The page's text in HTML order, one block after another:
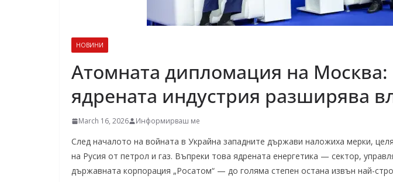
НОВИНИ
Атомната дипломация на Москва:
ядрената индустрия разширява
March 16, 2026 Информирваш ме
След началото на войната в Украйна западните държави наложиха мерки,
на Русия от петрол и газ. Въпреки това ядрената енергетика — сектор,
държавната корпорация „Росатом“ — до голяма степен остана извън най-